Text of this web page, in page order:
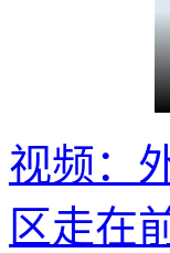
视频：
区走在